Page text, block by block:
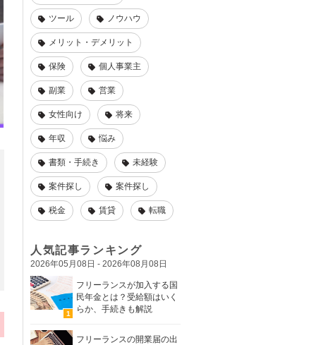
ツール ノウハウ
メリット・デメリット
保険 個人事業主
副業 営業
女性向け 将来
年収 悩み
書類・手続き 未経験
案件探し 案件探し
税金 賃貸 転職
人気記事ランキング
2026年05月08日 - 2026年08月08日
フリーランスが加入する国
民年金とは？受給額はいく
らか、手続きも解説
フリーランスの開業届の出